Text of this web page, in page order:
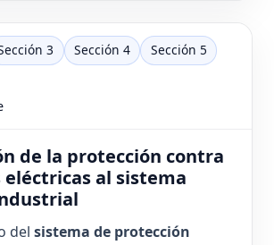
3 Sección 4
Sección 5
de la protección contra
eléctricas al sistema
del sistema de protección